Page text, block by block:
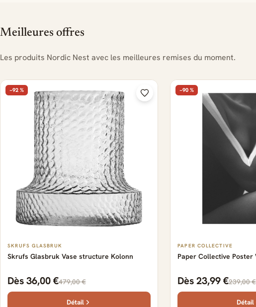
Meilleures offres
Les produits Nordic Nest avec les meilleures remises du moment.
−92 %
SKRUFS GLASBRUK
Skrufs Glasbruk Vase structure Kolonn
Dès 36,00 €479,00 €
Détail
−90 %
PAPER COLLECTIVE
Paper Collective Poster
Dès 23,99 €239,00 €
Détail